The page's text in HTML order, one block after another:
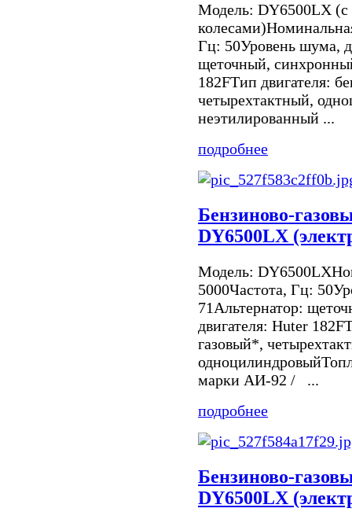
Модель: DY6500LX (с
Гц: 50Уровень шума,
щеточный,
182FТип двигателя:
четырехтактный,
неэтилированный ...
подробнее
Бензиново-
DY6500LX
Модель:
5000Частота, Гц:
71Альтернатор:
двигателя: Huter
газовый*,
марки АИ-92 / ...
подробнее
Бензиново-
DY6500LX